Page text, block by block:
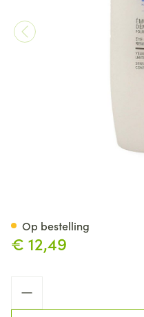
€ 12,49
Op bestelling